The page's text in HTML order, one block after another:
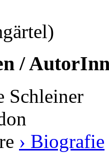
/
Schleiner
› Biografie